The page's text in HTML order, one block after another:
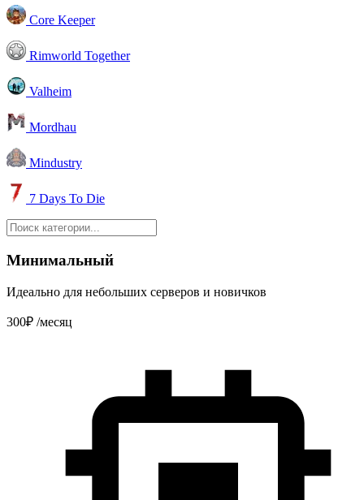
Core Keeper
Rimworld Together
Valheim
Mordhau
Mindustry
7 Days To Die
Минимальный
Идеально для небольших серверов и новичков
300₽ /месяц